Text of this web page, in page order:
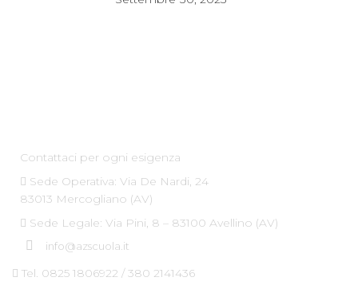
Contattaci per ogni esigenza
Sede Operativa: Via De Nardi, 24
83013 Mercogliano (AV)
Sede Legale: Via Pini, 8 – 83100 Avellino (AV)
info@azscuola.it
Tel. 0825 1806922 / 380 2141436